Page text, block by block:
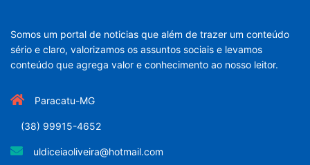
Somos um portal de noticias que além de trazer um conteúdo
sério e claro, valorizamos os assuntos sociais e levamos
conteúdo que agrega valor e conhecimento ao nosso leitor.
Paracatu-MG
(38) 99915-4652
uldiceiaoliveira@hotmail.com